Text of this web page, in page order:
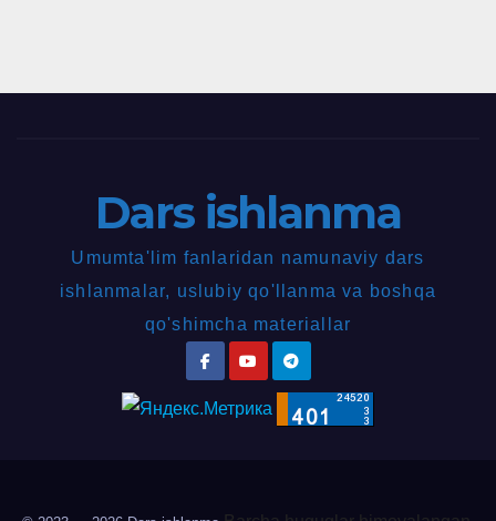
Dars ishlanma
Umumta'lim fanlaridan namunaviy dars
ishlanmalar, uslubiy qo'llanma va boshqa
qo'shimcha materiallar